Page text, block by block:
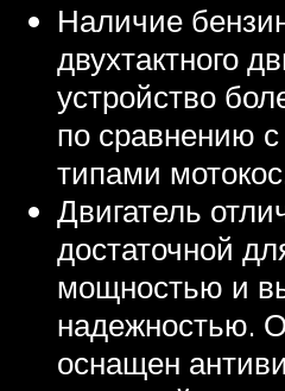
Наличие
двухтактного
устройство
по сравнению
типами
Двигатель
достаточной
мощностью и
надежностью.
оснащен